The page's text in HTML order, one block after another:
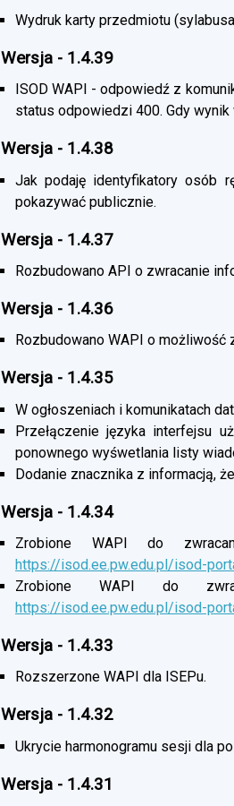
Wydruk karty przedmiotu
Wersja - 1.4.39
ISOD WAPI - odpowiedź z
status odpowiedzi 400. Gdy
Wersja - 1.4.38
Jak podaję identyfikatory osób
pokazywać publicznie.
Wersja - 1.4.37
Rozbudowano API o zwracanie
Wersja - 1.4.36
Rozbudowano WAPI o możliwość
Wersja - 1.4.35
W ogłoszeniach i komunikatach
Przełączenie języka interfejsu
ponownego wyśwetlania listy
Dodanie znacznika z informacją,
Wersja - 1.4.34
Zrobione WAPI do
https://isod.ee.pw.edu.pl/isod-
Zrobione WAPI do
https://isod.ee.pw.edu.pl/isod-
Wersja - 1.4.33
Rozszerzone WAPI dla ISEPu.
Wersja - 1.4.32
Ukrycie harmonogramu sesji dla
Wersja - 1.4.31